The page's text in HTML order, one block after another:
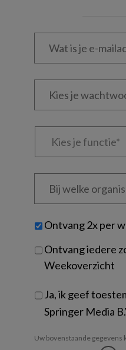
Wat
Kies
Kies
Bij
welke
je?
Untitled
Ontvang 2x per
Ontvang iedere
Weekoverzicht
Ja, ik geef
Springer Media
Uw bovenstaande